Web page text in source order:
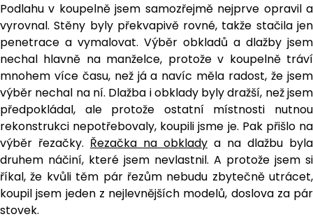
Podlahu v koupelně jsem samozřejmě nejprve opravil a
vyrovnal. Stěny byly překvapivě rovné, takže stačila jen
penetrace a vymalovat. Výběr obkladů a dlažby jsem
nechal hlavně na manželce, protože v koupelně tráví
mnohem více času, než já a navíc měla radost, že jsem
výběr nechal na ní. Dlažba i obklady byly dražší, než jsem
předpokládal, ale protože ostatní místnosti nutnou
rekonstrukci nepotřebovaly, koupili jsme je. Pak přišlo na
výběr řezačky. Řezačka na obklady a na dlažbu byla
druhem náčiní, které jsem nevlastnil. A protože jsem si
říkal, že kvůli těm pár řezům nebudu zbytečně utrácet,
koupil jsem jeden z nejlevnějších modelů, doslova za pár
stovek.